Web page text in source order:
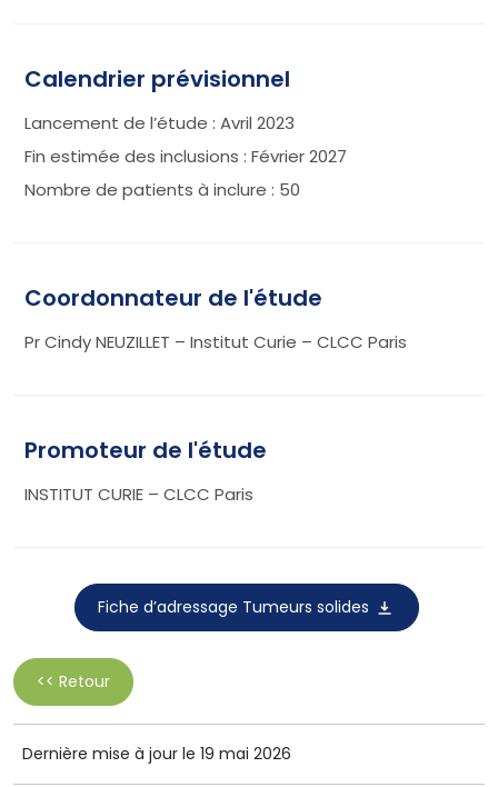
Calendrier prévisionnel
Lancement de l’étude : Avril 2023
Fin estimée des inclusions : Février 2027
Nombre de patients à inclure : 50
Coordonnateur de l'étude
Pr Cindy NEUZILLET – Institut Curie – CLCC Paris
Promoteur de l'étude
INSTITUT CURIE – CLCC Paris
Fiche d’adressage Tumeurs solides
<< Retour
Dernière mise à jour le 19 mai 2026